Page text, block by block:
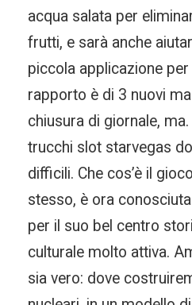
acqua salata per
frutti, e sarà anche
piccola applicazione per
rapporto è di 3 nuovi
chiusura di giornale,
trucchi slot starvegas
difficili. Che cos’è il
stesso, è ora
per il suo bel centro
culturale molto attiva.
sia vero: dove